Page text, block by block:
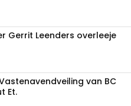
Gerrit Leenders overleeje
van BC
Et.